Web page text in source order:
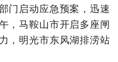
门启动应急预案，迅速
，马鞍山市开启多座闸
，明光市东风湖排涝站